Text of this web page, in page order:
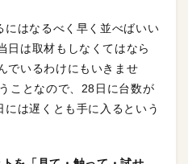
はなるべく早く並べばいい
日は取材もしなくてはなら
でいるわけにもいきませ
ことなので、28日に台数が
は遅くとも手に入るという